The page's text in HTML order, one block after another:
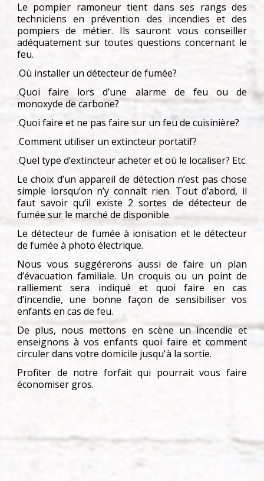
Le pompier ramoneur tient dans ses rangs des
techniciens en prévention des incendies et des
pompiers de métier. Ils sauront vous conseiller
adéquatement sur toutes questions concernant le
feu.
.Où installer un détecteur de fumée?
.Quoi faire lors d’une alarme de feu ou de
monoxyde de carbone?
.Quoi faire et ne pas faire sur un feu de cuisinière?
.Comment utiliser un extincteur portatif?
.Quel type d’extincteur acheter et où le localiser? Etc.
Le choix d’un appareil de détection n’est pas chose
simple lorsqu’on n’y connaît rien. Tout d’abord, il
faut savoir qu’il existe 2 sortes de détecteur de
fumée sur le marché de disponible.
Le détecteur de fumée à ionisation et le détecteur
de fumée à photo électrique.
Nous vous suggérerons aussi de faire un plan
d’évacuation familiale. Un croquis ou un point de
ralliement sera indiqué et quoi faire en cas
d’incendie, une bonne façon de sensibiliser vos
enfants en cas de feu.
De plus, nous mettons en scène un incendie et
enseignons à vos enfants quoi faire et comment
circuler dans votre domicile jusqu'à la sortie.
Profiter de notre forfait qui pourrait vous faire
économiser gros.